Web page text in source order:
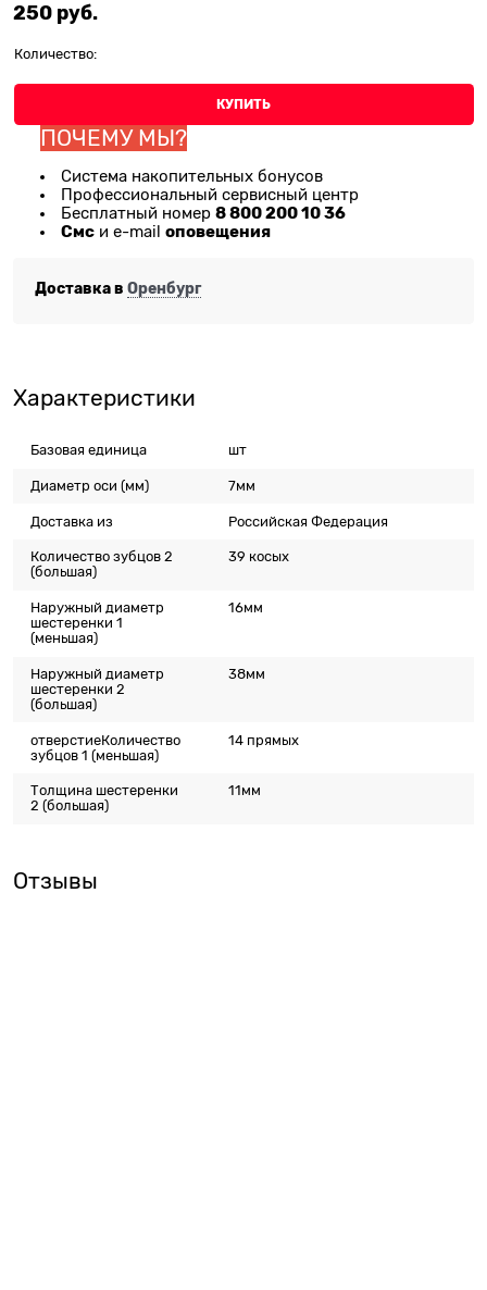
250 руб.
Количество:
КУПИТЬ
ПОЧЕМУ МЫ?
Система накопительных бонусов
Профессиональный сервисный центр
Бесплатный номер 8 800 200 10 36
Смс и e-mail оповещения
Доставка в Оренбург
Характеристики
Базовая единица шт
Диаметр оси (мм) 7мм
Доставка из Российская Федерация
Количество зубцов 2
(большая)
39 косых
Наружный диаметр
шестеренки 1
(меньшая)
16мм
Наружный диаметр
шестеренки 2
(большая)
38мм
отверстиеКоличество
зубцов 1 (меньшая)
14 прямых
Толщина шестеренки
2 (большая)
11мм
Отзывы